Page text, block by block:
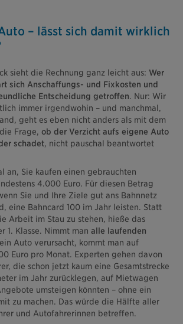
– lässt sich damit wirklich
sieht die Rechnung ganz leicht aus: Wer
sich Anschaffungs- und Fixkosten und
Entscheidung getroffen. Nur: Wir
immer irgendwohin – und manchmal,
geht es eben nicht anders als mit dem
Frage, ob der Verzicht aufs eigene Auto
schadet, nicht pauschal beantwortet
an, Sie kaufen einen gebrauchten
4.000 Euro. Für diesen Betrag
Sie und Ihre Ziele gut ans Bahnnetz
eine Bahncard 100 im Jahr leisten. Statt
Arbeit im Stau zu stehen, hieße das
1. Klasse. Nimmt man alle laufenden
Auto verursacht, kommt man auf
Euro pro Monat. Experten gehen davon
die schon jetzt kaum eine Gesamtstrecke
im Jahr zurücklegen, auf Mietwagen
umsteigen könnten – ohne ein
zu machen. Das würde die Hälfte aller
und Autofahrerinnen betreffen.